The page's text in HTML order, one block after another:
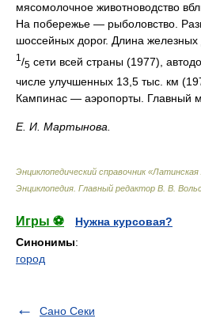
мясомолочное животноводство
На побережье — рыболовство.
шоссейных дорог. Длина
1 /5 сети всей страны (1977),
числе улучшенных 13,5 тыс. км
Кампинас — аэропорты. Главный
Е. И. Мартынова.
Энциклопедический справочник
Энциклопедия Главный редактор В. В.
Игры ⚽
Нужна курсовая?
Синонимы:
город
Сано Секи